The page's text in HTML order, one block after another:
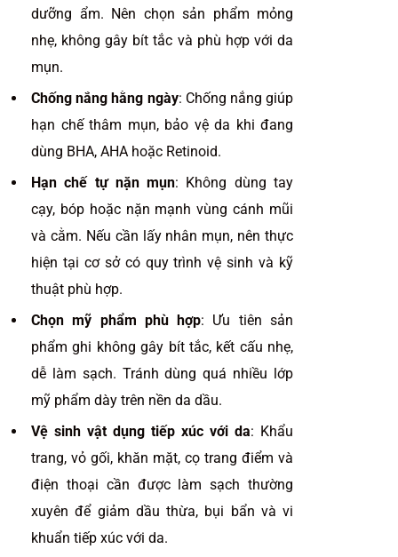
dưỡng ẩm. Nên chọn sản phẩm mỏng
nhẹ, không gây bít tắc và phù hợp với da
mụn.
Chống nắng hằng ngày: Chống nắng giúp
hạn chế thâm mụn, bảo vệ da khi đang
dùng BHA, AHA hoặc Retinoid.
Hạn chế tự nặn mụn: Không dùng tay
cạy, bóp hoặc nặn mạnh vùng cánh mũi
và cằm. Nếu cần lấy nhân mụn, nên thực
hiện tại cơ sở có quy trình vệ sinh và kỹ
thuật phù hợp.
Chọn mỹ phẩm phù hợp: Ưu tiên sản
phẩm ghi không gây bít tắc, kết cấu nhẹ,
dễ làm sạch. Tránh dùng quá nhiều lớp
mỹ phẩm dày trên nền da dầu.
Vệ sinh vật dụng tiếp xúc với da: Khẩu
trang, vỏ gối, khăn mặt, cọ trang điểm và
điện thoại cần được làm sạch thường
xuyên để giảm dầu thừa, bụi bẩn và vi
khuẩn tiếp xúc với da.